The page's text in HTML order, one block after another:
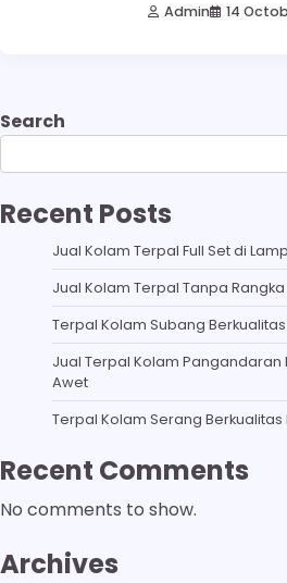
Admin 14
Search
Recent Posts
Jual Kolam Terpal Full Set di
Jual Kolam Terpal Tanpa
Terpal Kolam Subang
Jual Terpal Kolam Pangandaran
Awet
Terpal Kolam Serang
Recent Comments
No comments to show.
Archives